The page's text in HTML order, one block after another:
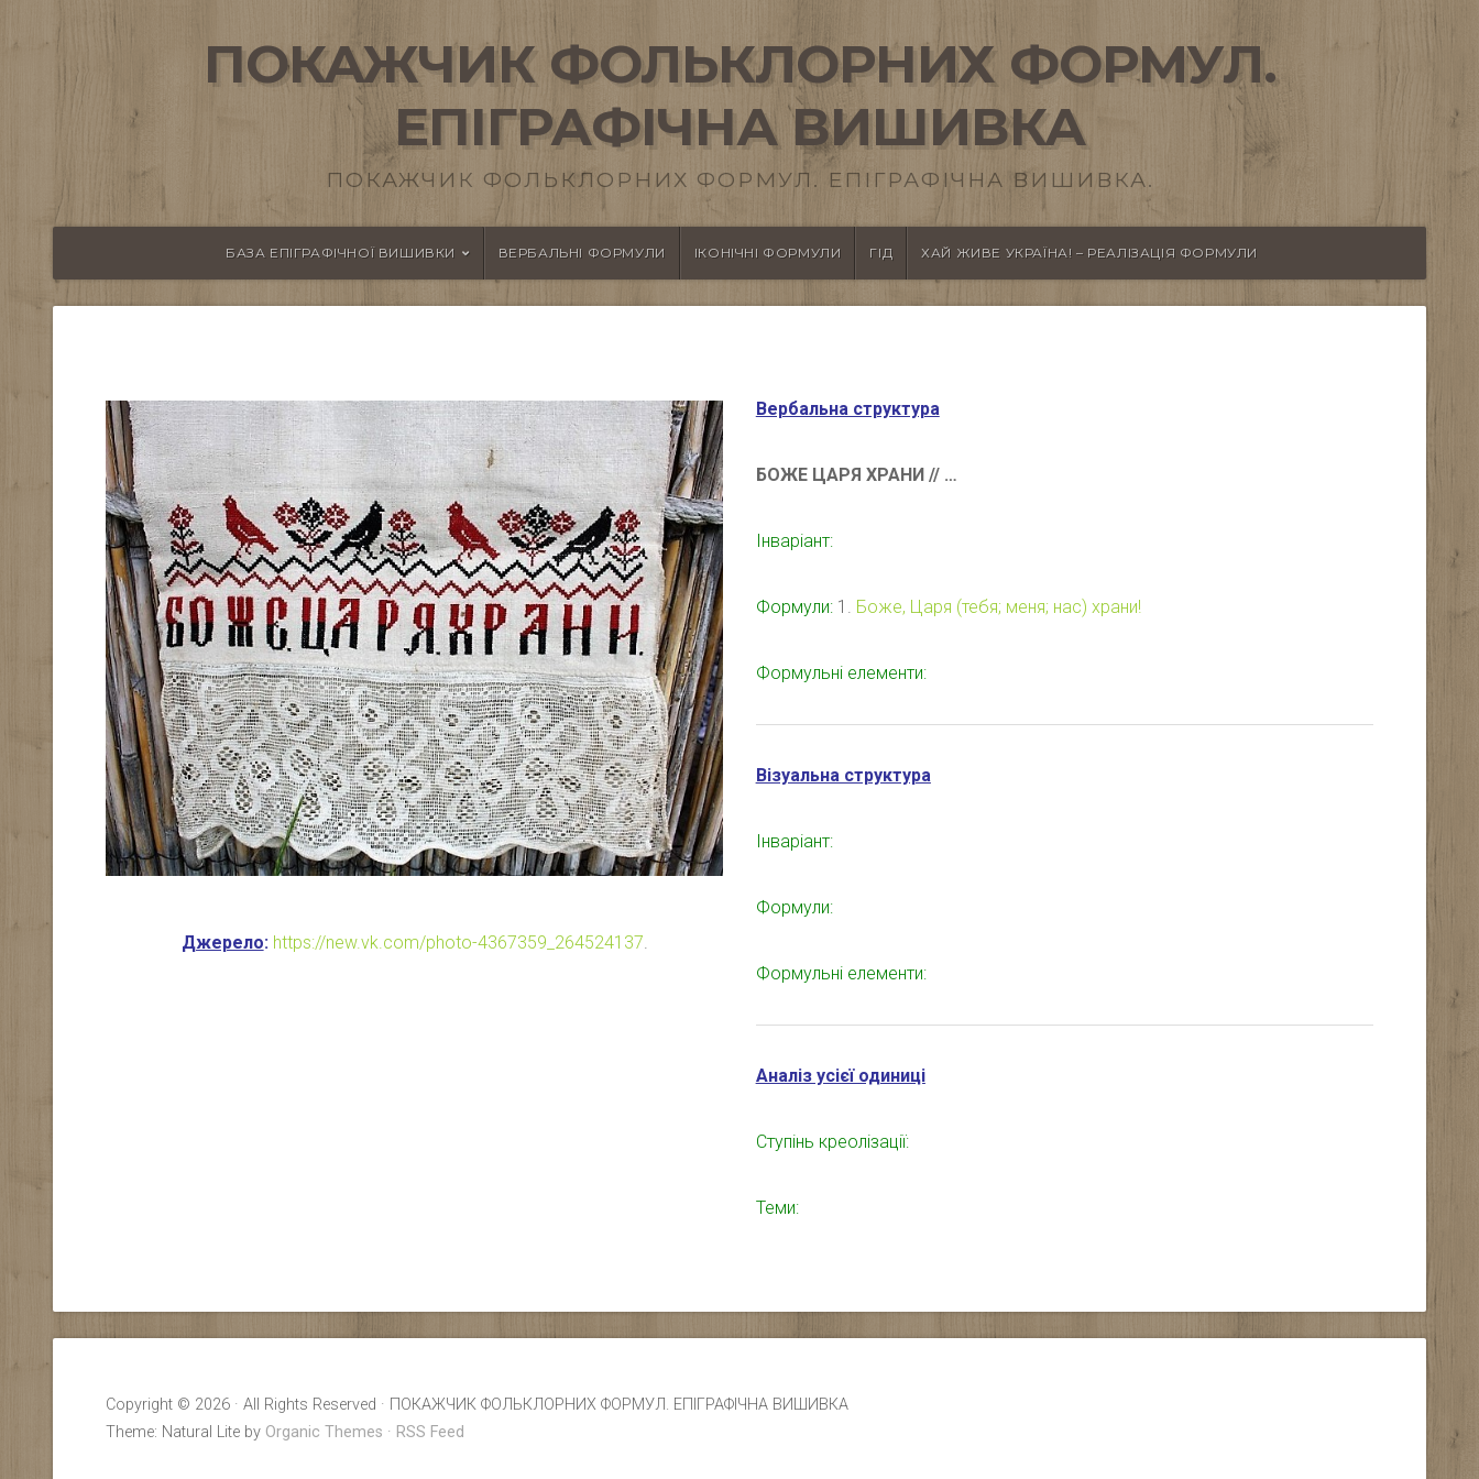
ПОКАЖЧИК ФОЛЬКЛОРНИХ ФОРМУЛ.
ЕПІГРАФІЧНА ВИШИВКА
ПОКАЖЧИК ФОЛЬКЛОРНИХ ФОРМУЛ. ЕПІГРАФІЧНА ВИШИВКА.
БАЗА ЕПІГРАФІЧНОЇ ВИШИВКИ ВЕРБАЛЬНІ ФОРМУЛИ ІКОНІЧНІ ФОРМУЛИ ГІД ХАЙ ЖИВЕ УКРАЇНА! – РЕАЛІЗАЦІЯ ФОРМУЛИ
Джерело: https://new.vk.com/photo-4367359_264524137
Вербальна структура
БОЖЕ ЦАРЯ ХРАНИ // …
Інваріант:
Формули: 1. Боже, Царя (тебя; меня; нас) храни!
Формульні елементи:
Візуальна структура
Інваріант:
Формули:
Формульні елементи:
Аналіз усієї одиниці
Ступінь креолізації:
Теми:
Copyright © 2026 · All Rights Reserved · ПОКАЖЧИК ФОЛЬКЛОРНИХ ФОРМУЛ. ЕПІГРАФІЧНА ВИШИВКА
Theme: Natural Lite by Organic Themes · RSS Feed